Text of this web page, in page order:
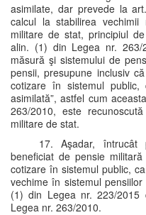
asimilate, dar prevede la
calcul la stabilirea vechimii
militare de stat, principiul
alin. (1) din Legea nr.
măsură şi sistemului de
pensii, presupune inclusiv
cotizare în sistemul public,
asimilată”, astfel cum
263/2010, este
militare de stat.
17. Aşadar,
beneficiat de pensie
cotizare în sistemul public,
vechime în sistemul
(1) din Legea nr. 223/
Legea nr. 263/2010.